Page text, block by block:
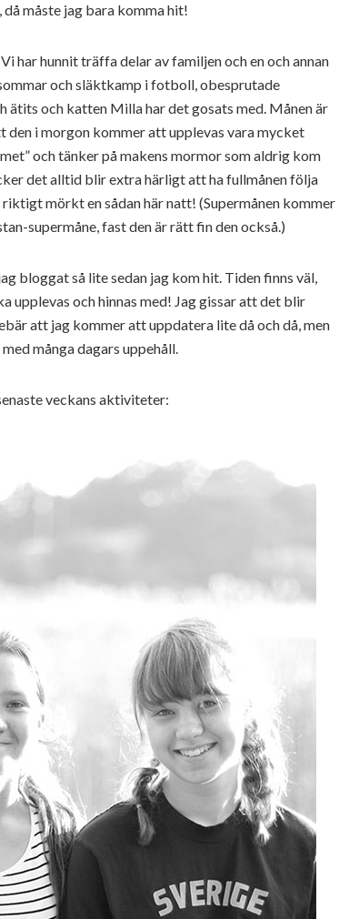
måste jag bara komma hit!
har hunnit träffa delar av familjen och en och annan
och släktkamp i fotboll, obesprutade
ätits och katten Milla har det gosats med. Månen är
den i morgon kommer att upplevas vara mycket
och tänker på makens mormor som aldrig kom
det alltid blir extra härligt att ha fullmånen följa
mörkt en sådan här natt! (Supermånen kommer
supermåne, fast den är rätt fin den också.)
bloggat så lite sedan jag kom hit. Tiden finns väl,
upplevas och hinnas med! Jag gissar att det blir
att jag kommer att uppdatera lite då och då, men
många dagars uppehåll.
veckans aktiviteter: